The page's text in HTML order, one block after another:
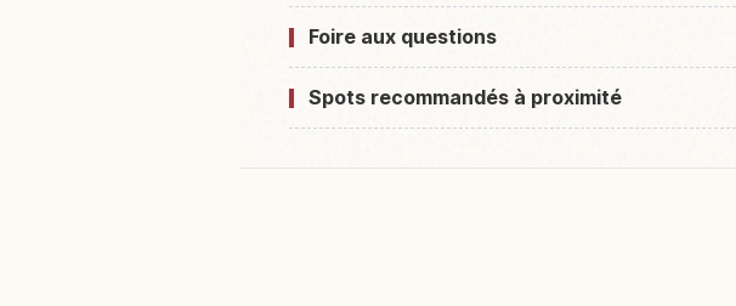
Foire aux questions
Spots recommandés à proximité